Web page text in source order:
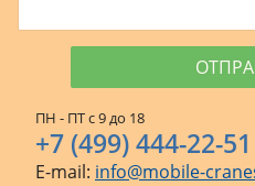
ПН - ПТ с 9 до 18
+7 (499) 444-22-51
E-mail: info@mobile-